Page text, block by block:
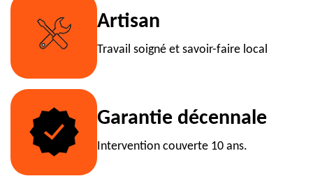
Artisan
Travail soigné et savoir-faire local
Garantie décennale
Intervention couverte 10 ans.